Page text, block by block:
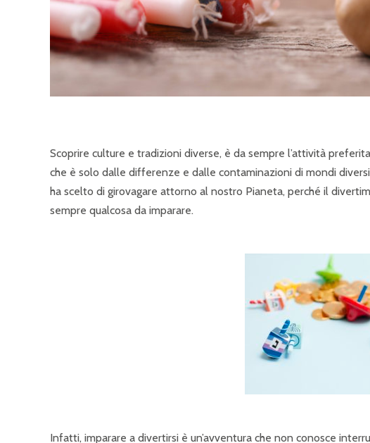
Scoprire culture e tradizioni diverse, è da sempre l’attività
che è solo dalle differenze e dalle contaminazioni di mondi
ha scelto di girovagare attorno al nostro Pianeta, perché il
sempre qualcosa da imparare.
Infatti, imparare a divertirsi è un’avventura che non conosce